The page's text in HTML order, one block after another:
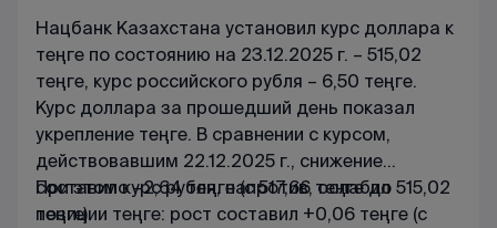
Нацбанк Казахстана установил курс доллара к
теңге по состоянию на 23.12.2025 г. – 515,02
теңге, курс российского рубля – 6,50 теңге.
Курс доллара за прошедший день показал
укрепление теңге. В сравнении с курсом,
действовавшим 22.12.2025 г., снижение
составило –2,64 теңге (с 517,66 теңге до 515,02
теңге).
При этом курс рубля, напротив, ослабил
позиции теңге: рост составил +0,06 теңге (с